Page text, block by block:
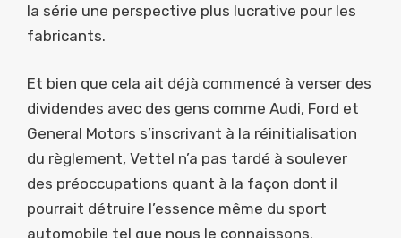
la série une perspective plus lucrative pour les
fabricants.
Et bien que cela ait déjà commencé à verser des
dividendes avec des gens comme Audi, Ford et
General Motors s’inscrivant à la réinitialisation
du règlement, Vettel n’a pas tardé à soulever
des préoccupations quant à la façon dont il
pourrait détruire l’essence même du sport
automobile tel que nous le connaissons.